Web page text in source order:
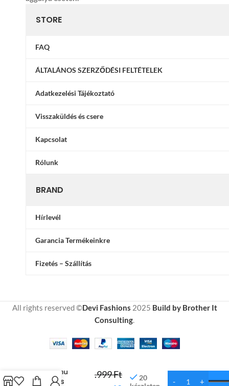
STORE
FAQ
ÁLTALÁNOS SZERZŐDÉSI FELTÉTELEK
Adatkezelési Tájékoztató
Visszaküldés és csere
Kapcsolat
Rólunk
BRAND
Hírlevél
Garancia Termékeinkre
Fizetés – Szállítás
All rights reserved ©Devi Fashions 2025 Build by Brother It
Consulting.
Ágynemű
Aranyos
.999Ft
20